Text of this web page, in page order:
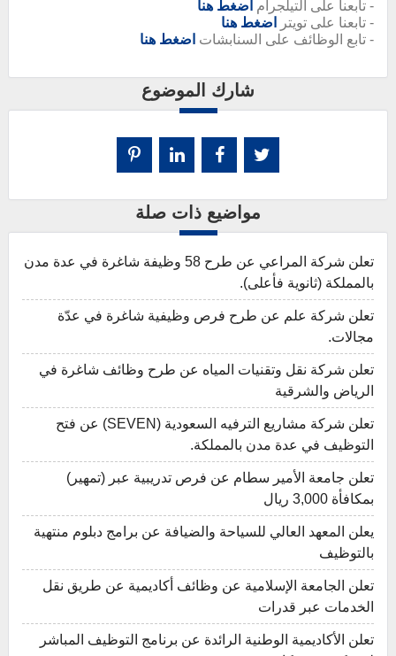
- تابعنا على التيلجرام اضغط هنا
- تابعنا على تويتر
اضغط هنا
- تابع الوظائف على السنابشات اضغط هنا
شارك الموضوع
مواضيع ذات صلة
تعلن شركة المراعي عن طرح 58 وظيفة شاغرة في عدة مدن
بالمملكة (ثانوية فأعلى).
تعلن شركة علم عن طرح فرص وظيفية شاغرة في عدّة
مجالات.
تعلن شركة نقل وتقنيات المياه عن طرح وظائف شاغرة في
الرياض والشرقية
تعلن شركة مشاريع الترفيه السعودية (SEVEN) عن فتح
التوظيف في عدة مدن بالمملكة.
تعلن جامعة الأمير سطام عن فرص تدريبية عبر (تمهير)
بمكافأة 3,000 ريال
يعلن المعهد العالي للسياحة والضيافة عن برامج دبلوم منتهية
بالتوظيف
تعلن الجامعة الإسلامية عن وظائف أكاديمية عن طريق نقل
الخدمات عبر قدرات
تعلن الأكاديمية الوطنية الرائدة عن برنامج التوظيف المباشر